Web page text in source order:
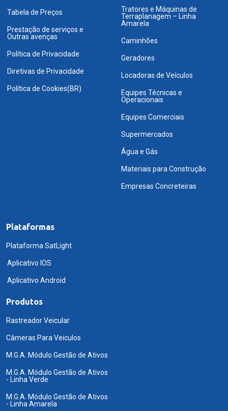
Tabela de Preços
Prestação de serviços e
Outras avenças
Política de Privacidade
Diretivas de Privacidade
Política de Cookies(BR)
Tratores e Máquinas de
Terraplanagem – Linha
Amarela
Caminhões
Geradores
Locadoras de Veículos
Equipes Técnicas e
Operacionais
Equipes Comerciais
Supermercados
Água e Gás
Materiais para Construção
Empresas Concreteiras
Plataformas
Plataforma SatLight
Aplicativo IOS
Aplicativo Android
Produtos
Rastreador Veicular
Câmeras Para Veiculos
M.G.A. Módulo Gestão de Ativos
M.G.A. Módulo Gestão de Ativos
- Linha Verde
M.G.A. Módulo Gestão de Ativos
- Linha Amarela